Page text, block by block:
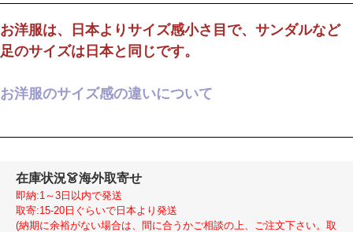
お洋服は、日本よりサイズ感小さ目で、サンダルなど
足のサイズは日本と同じです。
お洋服のサイズ感の違いについて
在庫状況👗海外取寄せ
即納:1～3日以内で発送
取寄:15-20日ぐらいで日本より発送
(納期に余裕がない場合は、間に合うかご相談の上、ご注文下さい。取